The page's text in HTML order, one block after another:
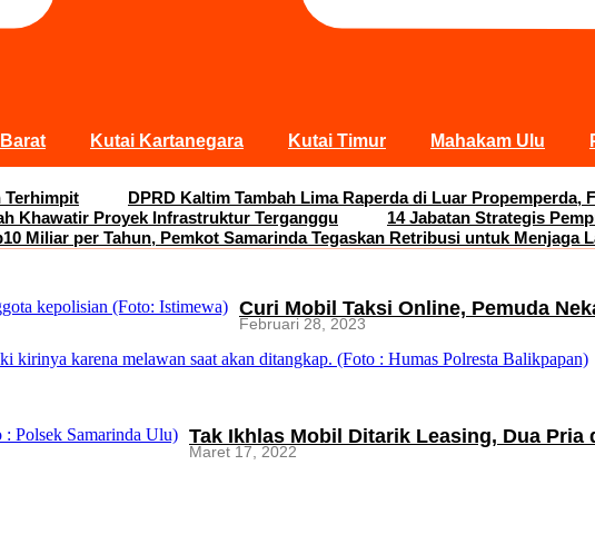
Kutai Kartanegara Kutai Timur Mahakam Ulu
Terhimpit
DPRD Kaltim Tambah Lima Raperda di Luar Propemperda,
Khawatir Proyek Infrastruktur Terganggu
14 Jabatan Strategis
Miliar per Tahun, Pemkot Samarinda Tegaskan Retribusi untuk Menjaga
Curi Mobil Taksi Online, Pemuda
Februari 28, 2023
Tak Ikhlas Mobil Ditarik Leasing, Dua
Maret 17, 2022